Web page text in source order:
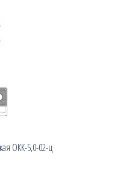
ОКК-5,0-02-ц